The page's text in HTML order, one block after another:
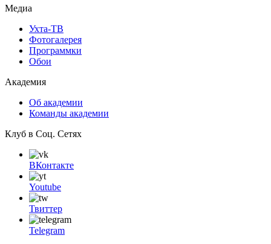
Медиа
Ухта-ТВ
Фотогалерея
Программки
Обои
Академия
Об академии
Команды академии
Клуб в Соц. Сетях
ВКонтакте
Youtube
Твиттер
Telegram